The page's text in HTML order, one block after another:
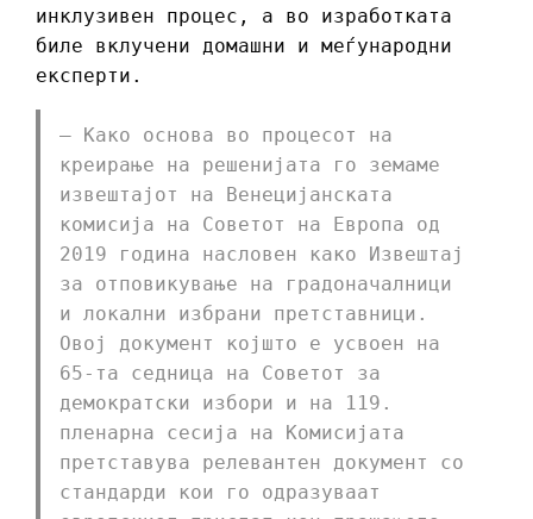
инклузивен процес, а во изработката
билe вклучени домашни и меѓународни
експерти.
– Како основа во процесот на
креирање на решенијата го земаме
извештајот на Венецијанската
комисија на Советот на Европа од
2019 година насловен како Извештај
за отповикување на градоначалници
и локални избрани претставници.
Овој документ којшто е усвоен на
65-та седница на Советот за
демократски избори и на 119.
пленарна сесија на Комисијата
претставува релевантен документ со
стандарди кои го одразуваат